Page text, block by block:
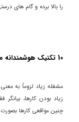
را بالا برده و گام های
10 تکنیک هوشمندانه مدیریت زمان برای رهایی از مشغله
مشغله زیاد لزوماً به
زیاد بودن کارها،
چنین مواقعی کارها